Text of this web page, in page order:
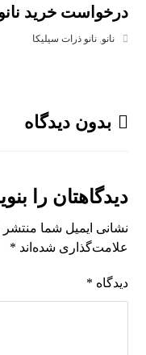
درخواست خرید
نانو ,نانو ذرات سیلیکا
بدون دیدگاه
دیدگاهتان را
نشانی ایمیل شما منتشر
علامت‌گذاری شده‌اند *
دیدگاه *